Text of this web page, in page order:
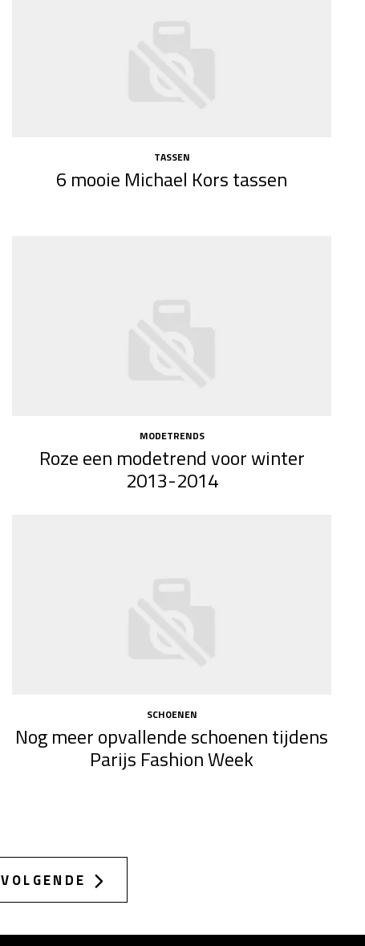
TASSEN
6 mooie Michael Kors tassen
MODETRENDS
Roze een modetrend voor winter
2013-2014
SCHOENEN
Nog meer opvallende schoenen tijdens
Parijs Fashion Week
VOLGENDE